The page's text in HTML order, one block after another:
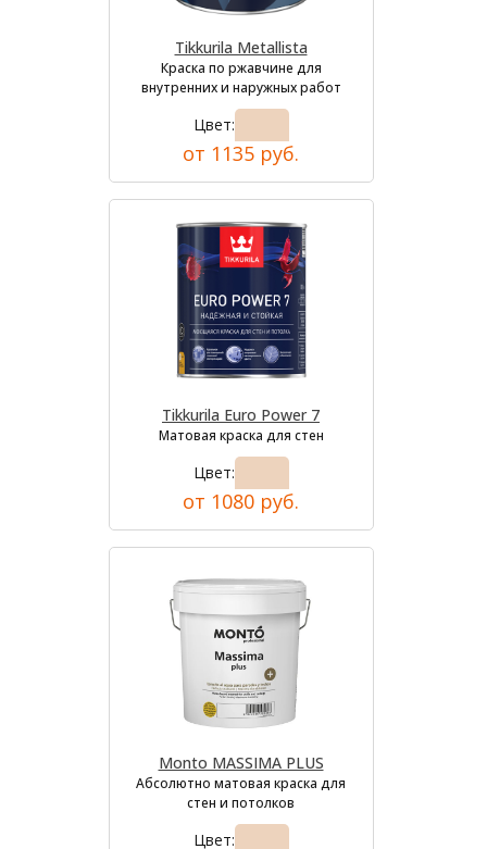
Tikkurila Metallista
Краска по ржавчине для
внутренних и наружных работ
Цвет:
от 1135 руб.
Tikkurila Euro Power 7
Матовая краска для стен
Цвет:
от 1080 руб.
Monto MASSIMA PLUS
Абсолютно матовая краска для
стен и потолков
Цвет: